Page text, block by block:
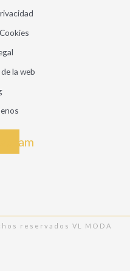
la web
reservados VL MODA